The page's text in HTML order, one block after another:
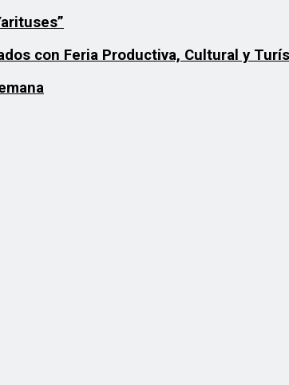
con Feria Productiva, Cultural y